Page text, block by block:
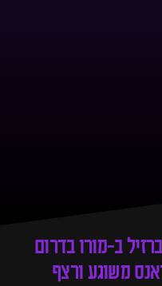
ב-מורו בדרום
משוגע ורצף